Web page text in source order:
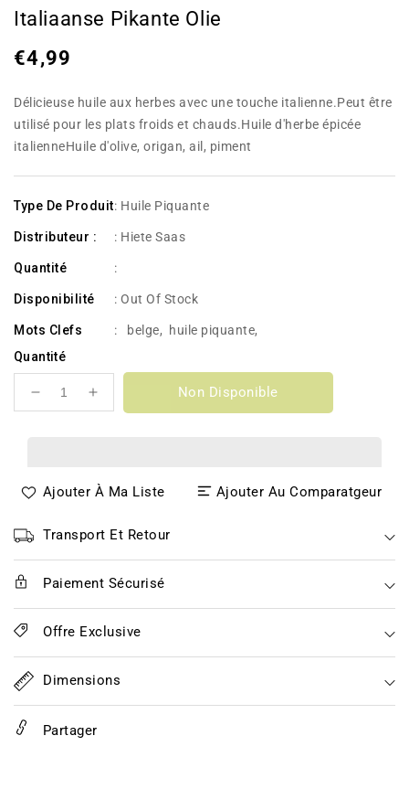
Italiaanse Pikante Olie
Prix
€4,99
Délicieuse huile aux herbes avec une touche italienne.Peut être
utilisé pour les plats froids et chauds.Huile d'herbe épicée
italienneHuile d'olive, origan, ail, piment
Type De Produit: Huile Piquante
Distributeur : : Hiete Saas
Quantité :
Disponibilité : Out Of Stock
Mots Clefs : belge, huile piquante,
Quantité
Réduire
Pikante
Augmenter
Pikante
Non Disponible
Ajouter À Ma Liste Ajouter Au Comparatgeur
Transport Et Retour
Paiement Sécurisé
Offre Exclusive
Dimensions
Partager